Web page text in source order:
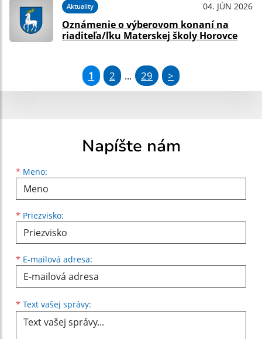
Aktuality 04. JÚN 2026
Oznámenie o výberovom konaní na
riaditeľa/ľku Materskej školy Horovce
1 2 ... 29 >
Napíšte nám
* Meno:
Meno
* Priezvisko:
Priezvisko
* E-mailová adresa:
E-mailová adresa
* Text vašej správy: